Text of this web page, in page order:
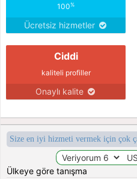
100%
Ücretsiz hizmetler
Ciddi
kaliteli profiller
Onaylı kalite
Size en iyi hizmeti vermek için çok
Ülkeye göre tanışma